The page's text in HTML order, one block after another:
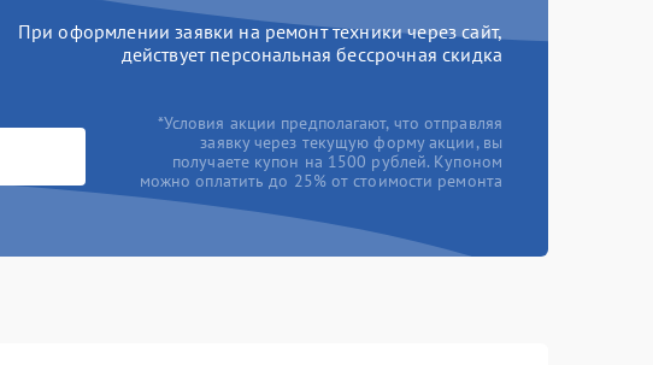
При оформлении заявки на ремонт техники через сайт,
действует персональная бессрочная скидка
*Условия акции предполагают, что отправляя
заявку через текущую форму акции, вы
получаете купон на 1500 рублей. Купоном
можно оплатить до 25% от стоимости ремонта